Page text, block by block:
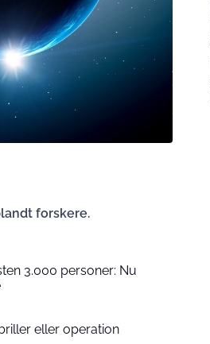
forskere.
3.000 personer: Nu
eller operation